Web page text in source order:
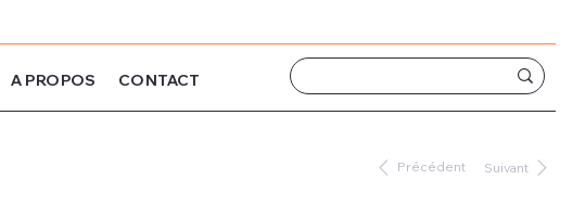
A PROPOS CONTACT
Précédent Suivant